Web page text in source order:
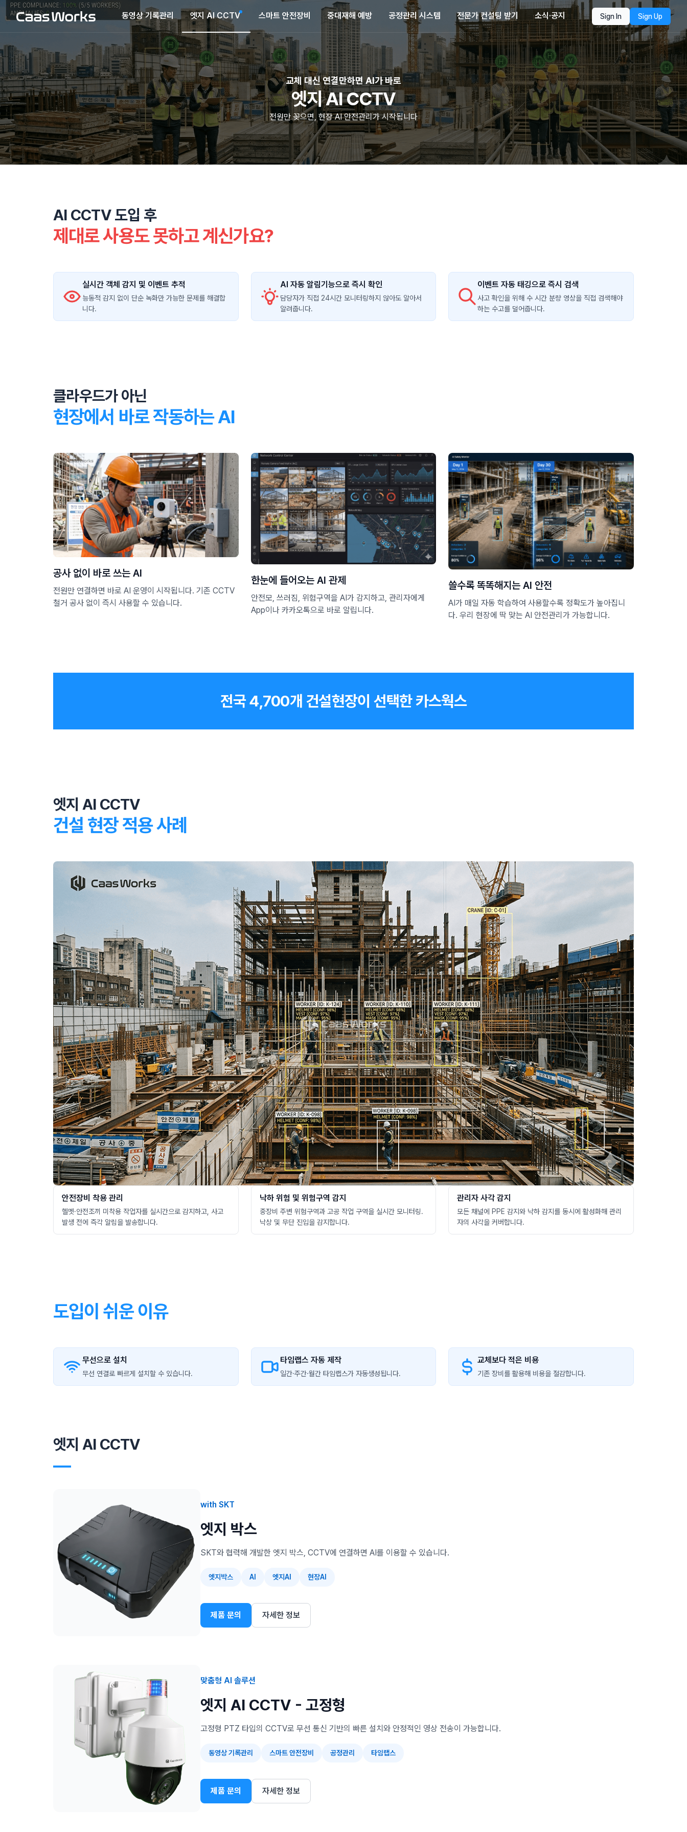
동영상 기록관리 엣지 AI CCTV 스마트 안전장비 중대재해 예방 공정관리 시스템 전문가 컨설팅 받기 소식·공지 Sign In Sign Up
교체 대신 연결만하면 AI가 바로
엣지 AI CCTV
전원만 꽂으면, 현장 AI 안전관리가 시작됩니다
AI CCTV 도입 후
제대로 사용도 못하고 계신가요?
실시간 객체 감지 및 이벤트 추적
능동적 감지 없이 단순 녹화만 가능한 문제를 해결합
니다.
AI 자동 알림기능으로 즉시 확인
담당자가 직접 24시간 모니터링하지 않아도 알아서
알려줍니다.
이벤트 자동 태깅으로 즉시 검색
사고 확인을 위해 수 시간 분량 영상을 직접 검색해야
하는 수고를 덜어줍니다.
클라우드가 아닌
현장에서 바로 작동하는 AI
공사 없이 바로 쓰는 AI
전원만 연결하면 바로 AI 운영이 시작됩니다. 기존 CCTV
철거 공사 없이 즉시 사용할 수 있습니다.
한눈에 들어오는 AI 관제
안전모, 쓰러짐, 위험구역을 AI가 감지하고, 관리자에게
App이나 카카오톡으로 바로 알립니다.
쓸수록 똑똑해지는 AI 안전
AI가 매일 자동 학습하여 사용할수록 정확도가 높아집니
다. 우리 현장에 딱 맞는 AI 안전관리가 가능합니다.
전국 4,700개 건설현장이 선택한 카스웍스
엣지 AI CCTV
건설 현장 적용 사례
안전장비 착용 관리
헬멧·안전조끼 미착용 작업자를 실시간으로 감지하고, 사고
발생 전에 즉각 알림을 발송합니다.
낙하 위험 및 위험구역 감지
중장비 주변 위험구역과 고공 작업 구역을 실시간 모니터링.
낙상 및 무단 진입을 감지합니다.
관리자 사각 감지
모든 채널에 PPE 감지와 낙하 감지를 동시에 활성화해 관리
자의 사각을 커버합니다.
도입이 쉬운 이유
무선으로 설치
무선 연결로 빠르게 설치할 수 있습니다.
타임랩스 자동 제작
일간·주간·월간 타임랩스가 자동생성됩니다.
교체보다 적은 비용
기존 장비를 활용해 비용을 절감합니다.
엣지 AI CCTV
―
with SKT
엣지 박스
SKT와 협력해 개발한 엣지 박스, CCTV에 연결하면 AI를 이용할 수 있습니다.
엣지박스 AI 엣지AI 현장AI
제품 문의 자세한 정보
맞춤형 AI 솔루션
엣지 AI CCTV - 고정형
고정형 PTZ 타입의 CCTV로 무선 통신 기반의 빠른 설치와 안정적인 영상 전송이 가능합니다.
동영상 기록관리 스마트 안전장비 공정관리 타임랩스
제품 문의 자세한 정보